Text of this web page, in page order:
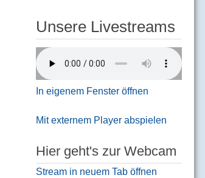
Unsere Livestreams
In eigenem Fenster öffnen
Mit externem Player abspielen
Hier geht's zur Webcam
Stream in neuem Tab öffnen